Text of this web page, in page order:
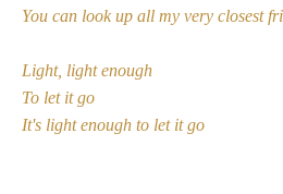
You can look up all my very closest
Light, light enough
To let it go
It's light enough to let it go